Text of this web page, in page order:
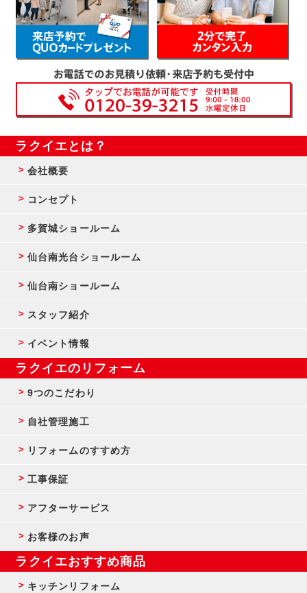
ラクイエとは？
会社概要
コンセプト
多賀城ショールーム
仙台南光台ショールーム
仙台南ショールーム
スタッフ紹介
イベント情報
ラクイエのリフォーム
9つのこだわり
自社管理施工
リフォームのすすめ方
工事保証
アフターサービス
お客様のお声
ラクイエおすすめ商品
キッチンリフォーム